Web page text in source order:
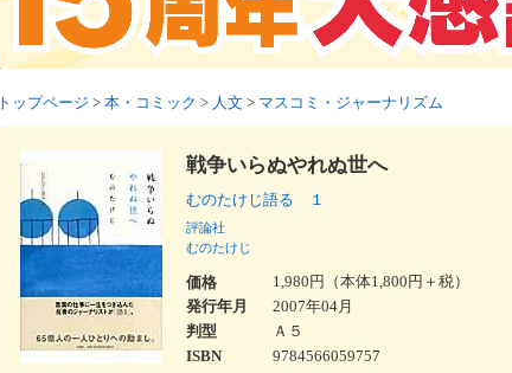
トップページ > 本・コミック > 人文 > マスコミ・ジャーナリズム
戦争いらぬやれぬ世へ
むのたけじ語る １
評論社
むのたけじ
価格
1,980円（本体1,800円＋税）
発行年月
2007年04月
判型
Ａ５
ISBN
9784566059757